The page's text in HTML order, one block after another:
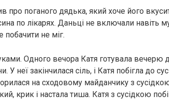
поганого дядька, який хоче його
по лікарях. Даньці не включали навіть
побачити не міг.
Одного вечора Катя готувала вечерю
У неї закінчилася сіль, і Катя побігла до
на сходовому майданчику з
крик і настала тиша. Катя з сусідкою